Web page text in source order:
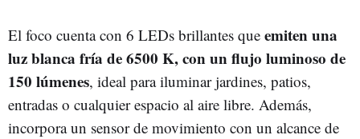
El foco cuenta con 6 LEDs brillantes que emiten una
luz blanca fría de 6500 K, con un flujo luminoso de
150 lúmenes, ideal para iluminar jardines, patios,
entradas o cualquier espacio al aire libre. Además,
incorpora un sensor de movimiento con un alcance de